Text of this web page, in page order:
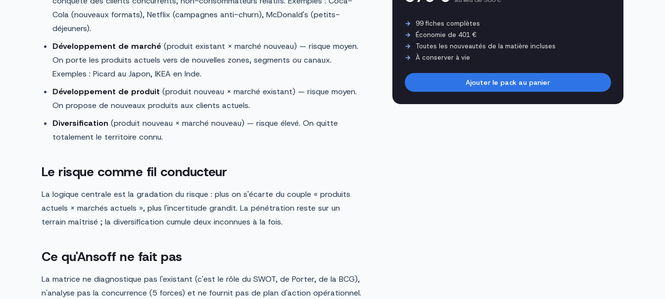
Cola (nouveaux formats), Netflix (campagnes anti-churn), McDonald's (petits-
déjeuners).
Développement de marché (produit existant × marché nouveau) — risque moyen.
On porte les produits actuels vers de nouvelles zones, segments ou canaux.
Exemples : Picard au Japon, IKEA en Inde.
Développement de produit (produit nouveau × marché existant) — risque moyen.
On propose de nouveaux produits aux clients actuels.
Diversification (produit nouveau × marché nouveau) — risque élevé. On quitte
totalement le territoire connu.
Le risque comme fil conducteur
La logique centrale est la gradation du risque : plus on s'écarte du couple « produits
actuels × marchés actuels », plus l'incertitude grandit. La pénétration reste sur un
terrain maîtrisé ; la diversification cumule deux inconnues à la fois.
Ce qu'Ansoff ne fait pas
La matrice ne diagnostique pas l'existant (c'est le rôle du SWOT, de Porter, de la BCG),
n'analyse pas la concurrence (5 forces) et ne fournit pas de plan d'action opérationnel.
99 fiches complètes
Économie de 401 €
Toutes les nouveautés de la matière incluses
À conserver à vie
Ajouter le pack au panier